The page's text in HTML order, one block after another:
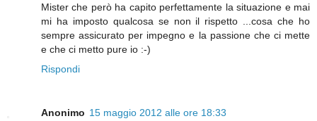
Mister che però ha capito perfettamente la situazione e mai
mi ha imposto qualcosa se non il rispetto ...cosa che ho
sempre assicurato per impegno e la passione che ci mette
e che ci metto pure io :-)
Rispondi
Anonimo 15 maggio 2012 alle ore 18:33